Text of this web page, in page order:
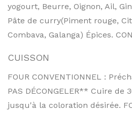
yogourt, Beurre, Oignon, Ail,
Pâte de curry(Piment rouge,
Combava, Galanga) Épices.
CUISSON
FOUR CONVENTIONNEL :
PAS DÉCONGELER** Cuire de
jusqu'à la coloration désirée.